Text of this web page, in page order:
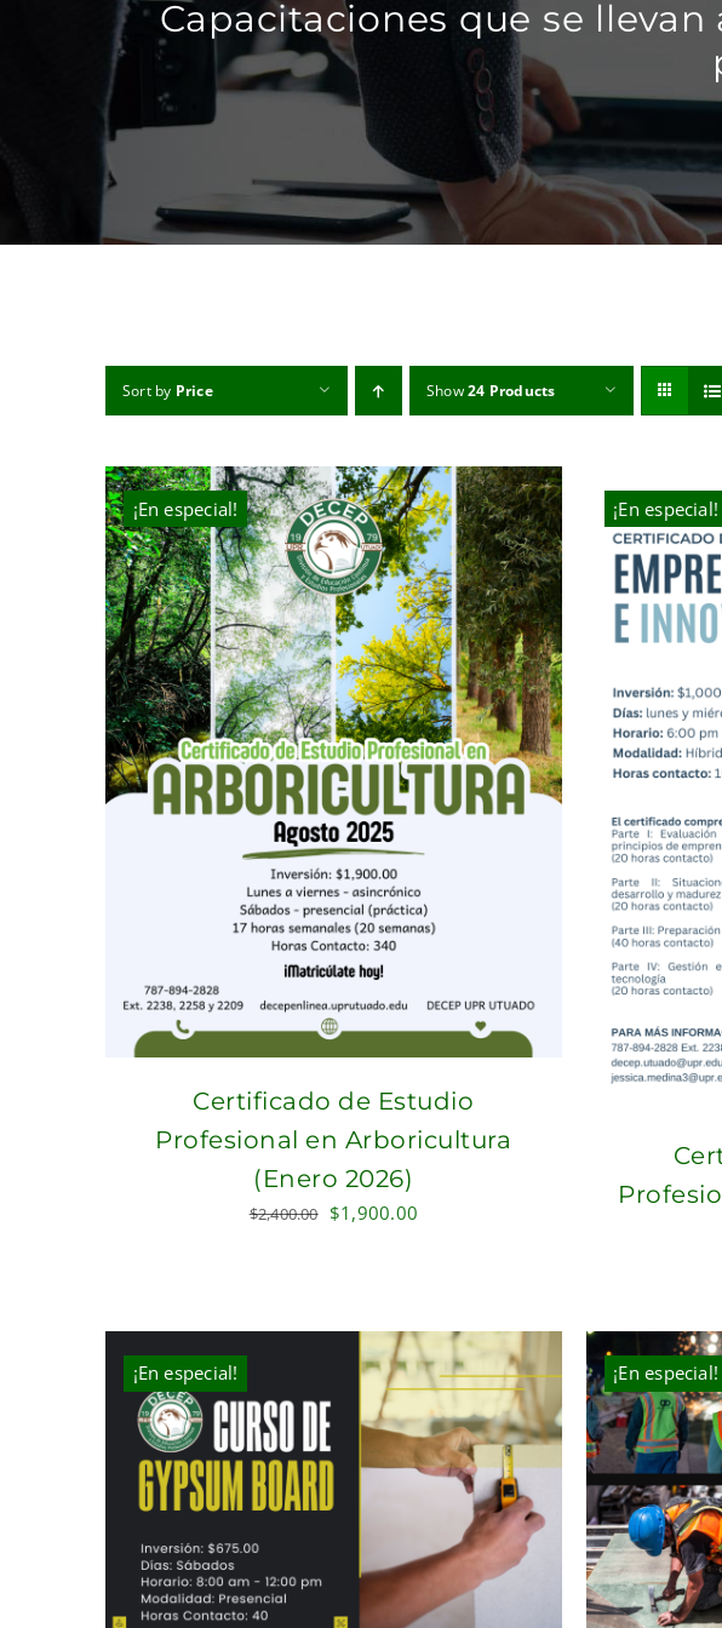
Capacitaciones que se
Sort by Price Show24 Products
¡En especial!
Certificado de Estudio
Profesional en Arboricultura
(Enero 2026)
$2,400.00 Original
$1,900.00Current
¡En especial!
¡En especial! ¡En especial!